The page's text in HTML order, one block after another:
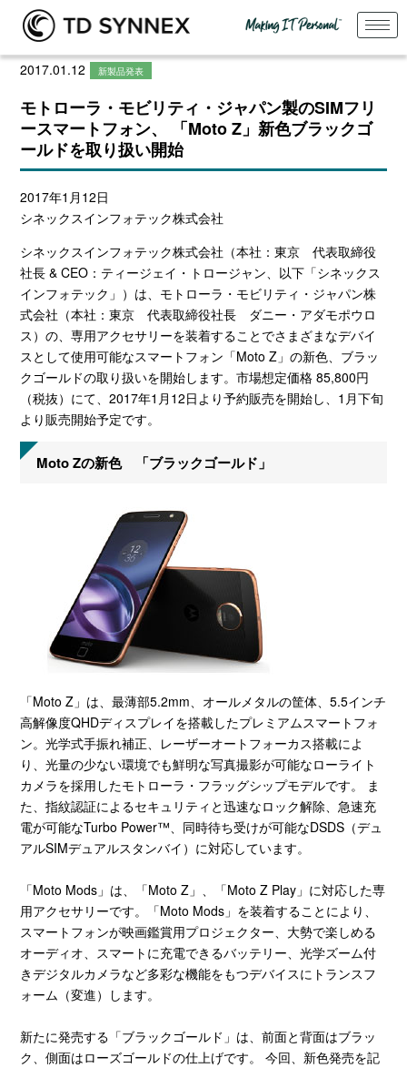
2017.01.12 新製品発表
モトローラ・モビリティ・ジャパン製のSIMフリ
ースマートフォン、 「Moto Z」新色ブラックゴ
ールドを取り扱い開始
2017年1月12日
シネックスインフォテック株式会社
シネックスインフォテック株式会社（本社：東京 代表取締役
社長 & CEO：ティージェイ・トロージャン、以下「シネックス
インフォテック」）は、モトローラ・モビリティ・ジャパン株
式会社（本社：東京 代表取締役社長 ダニー・アダモポウロ
ス）の、専用アクセサリーを装着することでさまざまなデバイ
スとして使用可能なスマートフォン「Moto Z」の新色、ブラッ
クゴールドの取り扱いを開始します。市場想定価格 85,800円
（税抜）にて、2017年1月12日より予約販売を開始し、1月下旬
より販売開始予定です。
Moto Zの新色 「ブラックゴールド」
「Moto Z」は、最薄部5.2mm、オールメタルの筐体、5.5インチ
高解像度QHDディスプレイを搭載したプレミアムスマートフォ
ン。光学式手振れ補正、レーザーオートフォーカス搭載によ
り、光量の少ない環境でも鮮明な写真撮影が可能なローライト
カメラを採用したモトローラ・フラッグシップモデルです。 ま
た、指紋認証によるセキュリティと迅速なロック解除、急速充
電が可能なTurbo Power™、同時待ち受けが可能なDSDS（デュ
アルSIMデュアルスタンバイ）に対応しています。
「Moto Mods」は、「Moto Z」、「Moto Z Play」に対応した専
用アクセサリーです。「Moto Mods」を装着することにより、
スマートフォンが映画鑑賞用プロジェクター、大勢で楽しめる
オーディオ、スマートに充電できるバッテリー、光学ズーム付
きデジタルカメラなど多彩な機能をもつデバイスにトランスフ
ォーム（変進）します。
新たに発売する「ブラックゴールド」は、前面と背面はブラッ
ク、側面はローズゴールドの仕上げです。 今回、新色発売を記